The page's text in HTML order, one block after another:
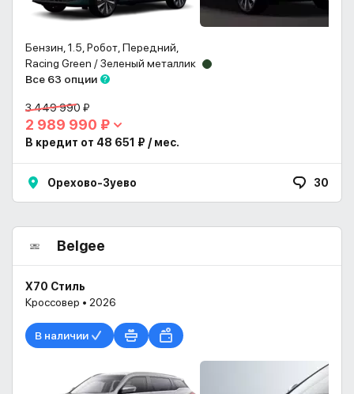
Бензин, 1.5, Робот, Передний,
Racing Green / Зеленый металлик
Все 63 опции
3 449 990 ₽
2 989 990 ₽
В кредит от 48 651 ₽ / мес.
Орехово-Зуево 30
Belgee
X70 Стиль
Кроссовер • 2026
В наличии